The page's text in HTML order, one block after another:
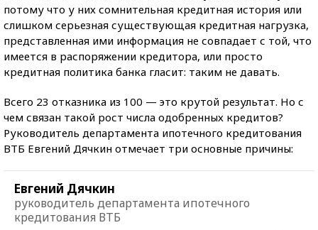
потому что у них сомнительная кредитная история или
слишком серьезная существующая кредитная нагрузка,
представленная ими информация не совпадает с той, что
имеется в распоряжении кредитора, или просто
кредитная политика банка гласит: таким не давать.
Всего 23 отказника из 100 — это крутой результат. Но с
чем связан такой рост числа одобренных кредитов?
Руководитель департамента ипотечного кредитования
ВТБ Евгений Дячкин отмечает три основные причины:
Евгений Дячкин
руководитель департамента ипотечного
кредитования ВТБ